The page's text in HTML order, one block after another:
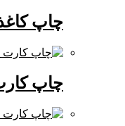
چاپ کاغذ پشت
چاپ کارت ویزیت